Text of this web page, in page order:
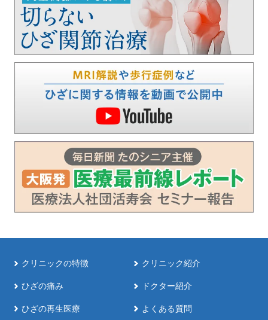
クリニックの特徴
ひざの痛み
ひざの再生医療
クリニック紹介
ドクター紹介
よくある質問